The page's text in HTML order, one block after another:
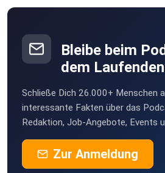
Bleibe beim
dem Laufenden
Schließe Dich 26.000+ Menschen
interessante Fakten über das
Redaktion, Job-Angebote, Events
Zur Anmeldung